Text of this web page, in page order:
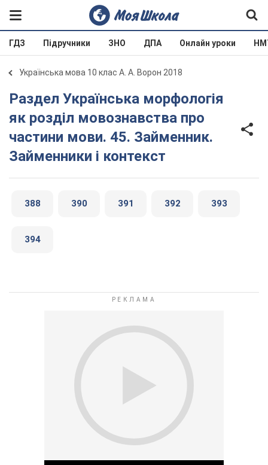
ГДЗ Підручники ЗНО ДПА Онлайн уроки
Українська мова 10 клас А. А. Ворон 2018
Раздел Українська морфологія
як розділ мовознавства про
частини мови. 45. Займенник.
Займенники і контекст
388 390 391 392 393
394